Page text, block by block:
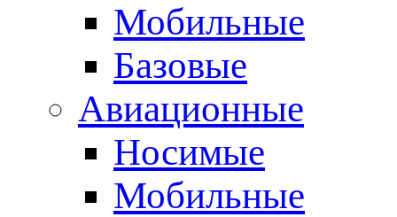
Мобильные
Базовые
Авиационные
Носимые
Мобильные